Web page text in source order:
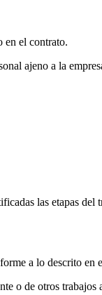
en el contrato.
ajeno a la
las etapas del
a lo descrito en
o de otros trabajos